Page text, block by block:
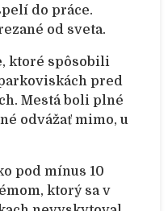
do práce.
od sveta.
ktoré spôsobili
pred
Mestá boli plné
odvážať mimo, u
pod mínus 10
ktorý sa v